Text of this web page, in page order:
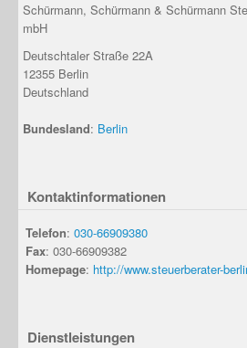
Schürmann, Schürmann & Schürmann
mbH
Deutschtaler Straße 22A
12355 Berlin
Deutschland
Bundesland: Berlin
Kontaktinformationen
Telefon: 030-66909380
Fax: 030-66909382
Homepage: http://www.steuerberater-
Dienstleistungen